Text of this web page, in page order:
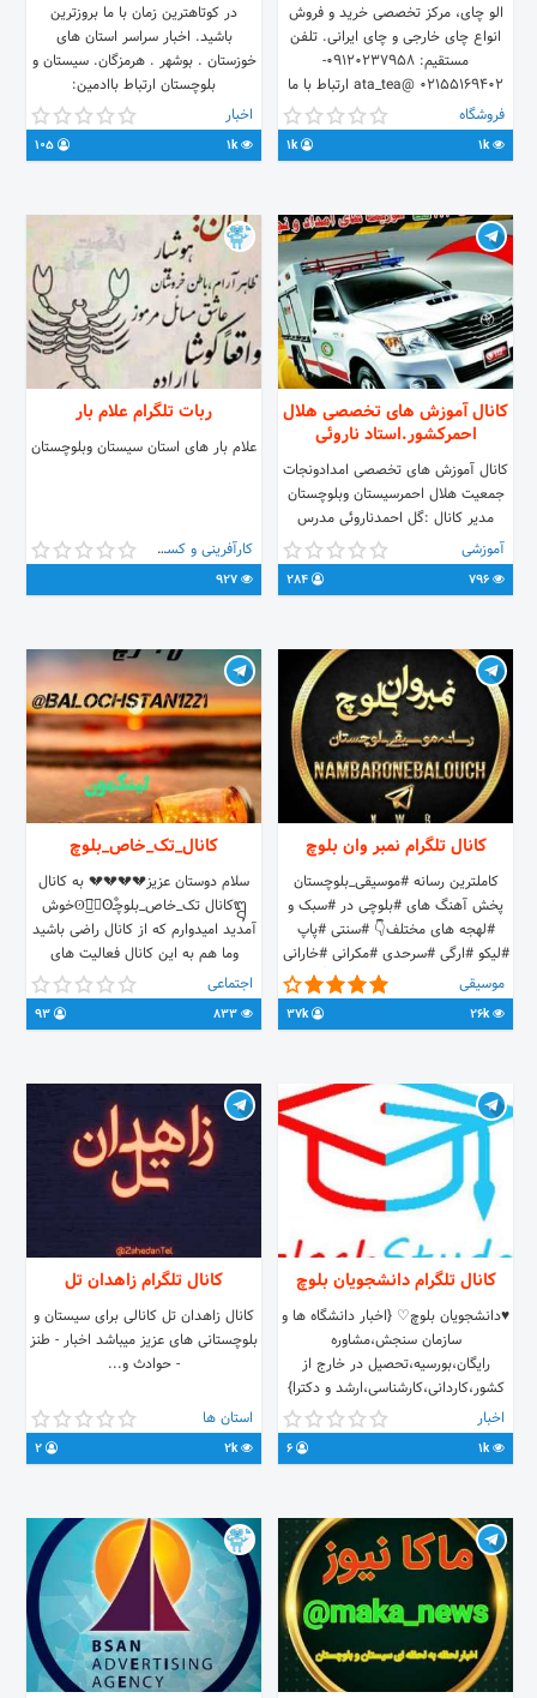
الو چای، مرکز تخصصی خرید و فروش
انواع چای خارجی و چای ایرانی. تلفن
مستقیم: 09120237958-
02155169402 @ata_tea ارتباط با ما
www.atatea.com
فروشگاه
1k
1k
در کوتاهترین زمان با ما بروزترین
باشید. اخبار سراسر استان های
خوزستان . بوشهر . هرمزگان. سیستان و
بلوچستان ارتباط باادمین:
اخبار
1k
کانال آموزش های تخصصی هلال
احمرکشور.استاد ناروئی
کانال آموزش های تخصصی امدادونجات
جمعیت هلال احمرسیستان وبلوچستان
مدیر کانال :گل احمدناروئی مدرس
آموزش های تخصصی امدادونجات
ودارای درجه ایثار آدرس ارتباط با
ادمین:naroei112@ لینک
آموزشی
ربات تلگرام علام بار
علام بار های استان سیستان وبلوچستان
کارآفرینی و کسب و کار
کانال تلگرام نمبر وان بلوچ
کاملترین رسانه #موسیقی_بلوچستان
پخش آهنگ های #بلوچی در #سبک و
#لهجه های مختلف👇 #سنتی #پاپ
#لیکو #ارگی #سرحدی #مکرانی #خارانی
#و... ربات نمبر وان بلوچ👇
@namberonebaloochbot Chnnel2
👉 @Quran_Hadic Aparat👉
موسیقی
26k
37k
کانال_تک_خاص_بلوچ
سلام دوستان عزیز💔💔💔💔 به کانال
ᬍکانال تک_خاص_بلوچـʘ۪ٞ͜͡ʘْخوش
آمدید امیدوارم که از کانال راضی باشید
وما هم به این کانال فعالیت های
بیشتری می کنیم که ازما راضی باشید
@balochstan1221 ایدی برای تبادل
و.... @sangatok ایدی ربات کانال ما
اجتماعی
کانال تلگرام دانشجویان بلوچ
♥️دانشجویان بلوچ♡ {اخبار دانشگاه ها و
سازمان سنجش،مشاوره
رایگان،بورسیه،تحصیل در خارج از
کشور،کاردانی،کارشناسی،ارشد و دکترا}
♥️بلوچستان♥️ ادمین: @baloch_aاخبار
1k
کانال تلگرام زاهدان تل
کانال زاهدان تل کانالی برای سیستان و
بلوچستانی های عزیز میباشد اخبار - طنز
- حوادث و...
استان ها
2k